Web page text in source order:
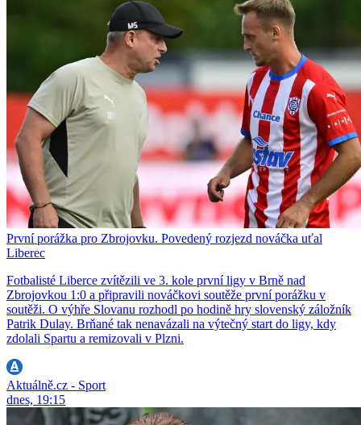
První porážka pro Zbrojovku. Povedený rozjezd nováčka uťal
Liberec
Fotbalisté Liberce zvítězili ve 3. kole první ligy v Brně nad
Zbrojovkou 1:0 a připravili nováčkovi soutěže první porážku v
soutěži. O výhře Slovanu rozhodl po hodině hry slovenský záložník
Patrik Dulay. Brňané tak nenavázali na výtečný start do ligy, kdy
zdolali Spartu a remizovali v Plzni.
Aktuálně.cz - Sport
dnes, 19:15